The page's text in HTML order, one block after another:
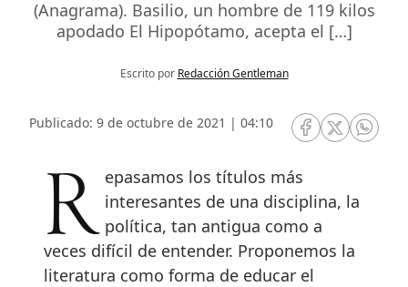
(Anagrama). Basilio, un hombre de 119 kilos
apodado El Hipopótamo, acepta el […]
Escrito por Redacción Gentleman
Publicado: 9 de octubre de 2021 | 04:10
RRSS Facebook
RRSSRRSS
Repasamos los títulos más interesantes de una disciplina, la
política, tan antigua como a
veces difícil de entender. Proponemos la
literatura como forma de educar el